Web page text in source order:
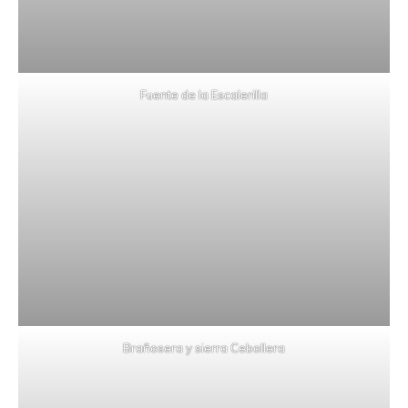
Fuente de la Escalerilla
Brañosera y sierra Cebollera